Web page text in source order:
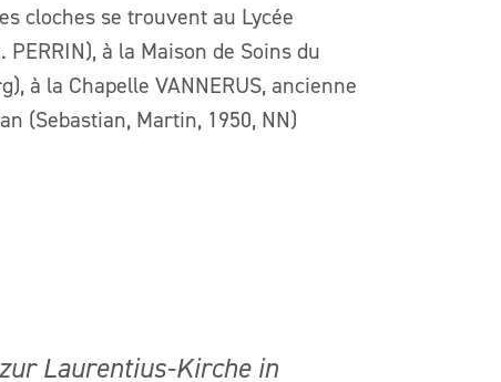
cloches se trouvent au Lycée
à la Maison de Soins du
à la Chapelle VANNERUS, ancienne
(Sebastian, Martin, 1950, NN)
Laurentius-Kirche in